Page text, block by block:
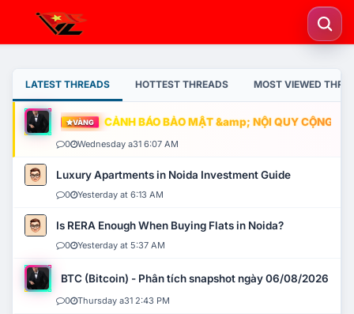
LATEST THREADS HOTTEST THREADS MOST VIEWED
VÀNG CẢNH BÁO BẢO MẬT &amp; NỘI QUY CỘNG
0 Wednesday a31 6:07 AM
Luxury Apartments in Noida Investment Guide
0 Yesterday at 6:13 AM
Is RERA Enough When Buying Flats in Noida?
0 Yesterday at 5:37 AM
BTC (Bitcoin) - Phân tích snapshot ngày 06/08/2026
0 Thursday a31 2:43 PM